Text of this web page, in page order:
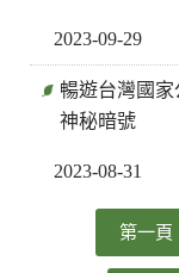
2023-09-29
暢遊台灣國
神秘暗號
2023-08-31
第一頁